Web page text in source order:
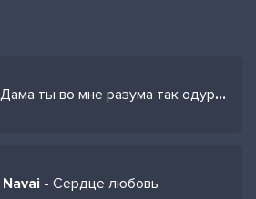
Дама ты во мне разума так одурманила
- Сердце любовь